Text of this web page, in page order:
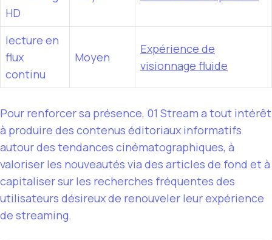
HD
lecture en
flux
continu
Moyen
Expérience de
visionnage fluide
Pour renforcer sa présence, 01 Stream a tout intérêt
à produire des contenus éditoriaux informatifs
autour des tendances cinématographiques, à
valoriser les nouveautés via des articles de fond et à
capitaliser sur les recherches fréquentes des
utilisateurs désireux de renouveler leur expérience
de streaming.